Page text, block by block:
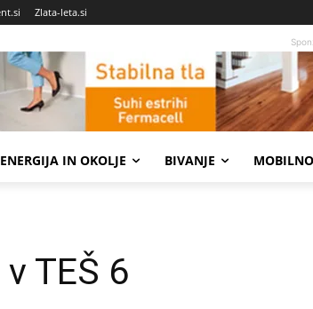
Zlata-leta.si
ENERGIJA IN OKOLJE BIVANJE
TEŠ 6